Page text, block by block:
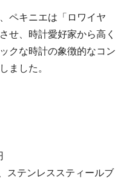
ペキニエは「ロワイヤ
せ、時計愛好家から高く
クな時計の象徴的なコン
ました。
ステンレススティールブ